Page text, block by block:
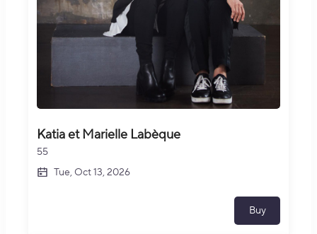
Katia et Marielle Labèque
55
Tue, Oct 13, 2026
Buy